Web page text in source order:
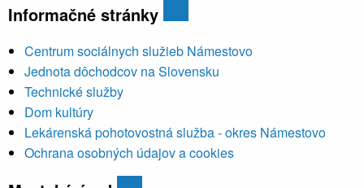
Informačné stránky
Centrum sociálnych služieb Námestovo
Jednota dôchodcov na Slovensku
Technické služby
Dom kultúry
Lekárenská pohotovostná služba - okres Námestovo
Ochrana osobných údajov a cookies